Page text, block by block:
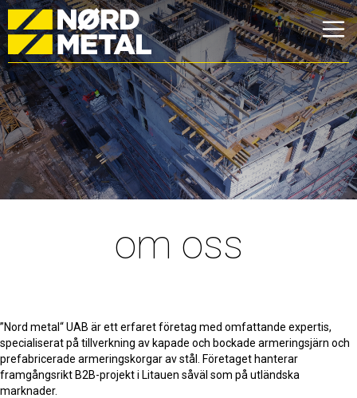
om oss
”Nord metal“ UAB är ett erfaret företag med omfattande expertis,
specialiserat på tillverkning av kapade och bockade armeringsjärn och
prefabricerade armeringskorgar av stål. Företaget hanterar
framgångsrikt B2B-projekt i Litauen såväl som på utländska
marknader.